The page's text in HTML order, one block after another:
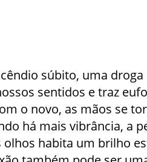
súbito, uma
sentidos e traz
o novo, as mãos se
há mais vibrância, a
olhos habita um brilho